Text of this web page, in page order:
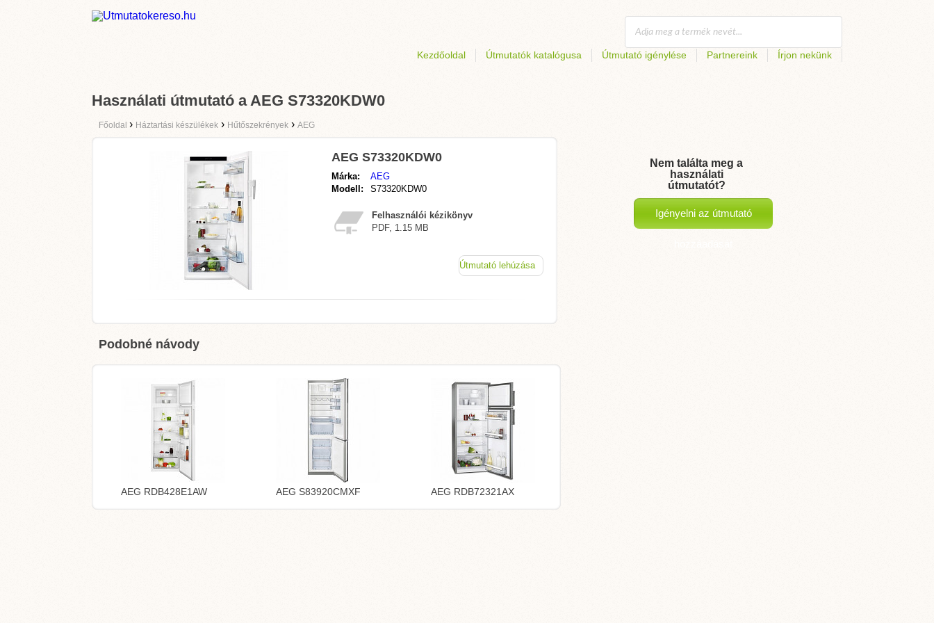
Kezdőoldal Útmutatók katalógusa Útmutató igénylése Partnereink Írjon nekünk
Használati útmutató a AEG S73320KDW0
Főoldal › Háztartási készülékek › Hűtőszekrények › AEG
AEG S73320KDW0
Márka:
AEG
Modell:
S73320KDW0
Felhasználói kézikönyv
PDF, 1.15 MB
Útmutató lehúzása
Podobné návody
AEG RDB428E1AW AEG S83920CMXF AEG RDB72321AX
Nem találta meg a
használati
útmutatót?
Igényelni az útmutató